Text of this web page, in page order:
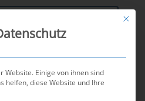
Tools
Mit
Website. Einige von ihnen sind
helfen, diese Website und Ihre